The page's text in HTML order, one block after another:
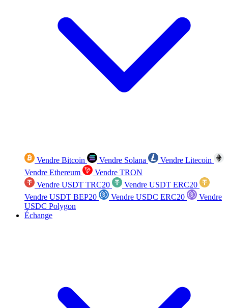
Vendre Bitcoin Vendre Solana
Vendre Litecoin
Vendre Ethereum
Vendre TRON
Vendre USDT TRC20
Vendre USDT ERC20
Vendre USDT BEP20
Vendre USDC ERC20
Vendre
USDC Polygon
Échange